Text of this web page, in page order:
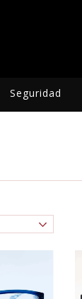
Seguridad